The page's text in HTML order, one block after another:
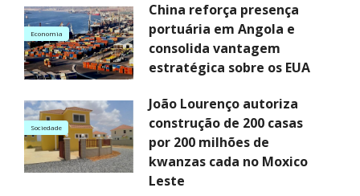
Economia
China reforça presença
portuária em Angola e
consolida vantagem
estratégica sobre os EUA
Sociedade
João Lourenço autoriza
construção de 200 casas
por 200 milhões de
kwanzas cada no Moxico
Leste